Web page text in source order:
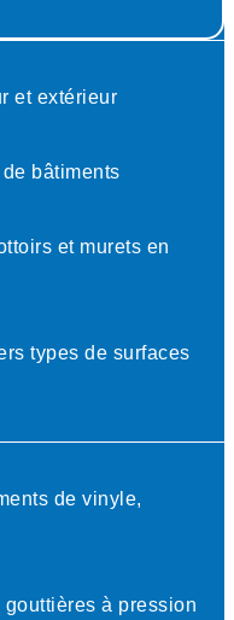
et extérieur
bâtiments
et murets en
types de surfaces
de vinyle,
à pression